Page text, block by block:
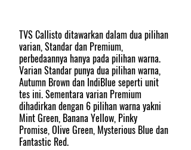
TVS Callisto ditawarkan dalam dua pilihan
varian, Standar dan Premium,
perbedaannya hanya pada pilihan warna.
Varian Standar punya dua pilihan warna,
Autumn Brown dan IndiBlue seperti unit
tes ini. Sementara varian Premium
dihadirkan dengan 6 pilihan warna yakni
Mint Green, Banana Yellow, Pinky
Promise, Olive Green, Mysterious Blue dan
Fantastic Red.